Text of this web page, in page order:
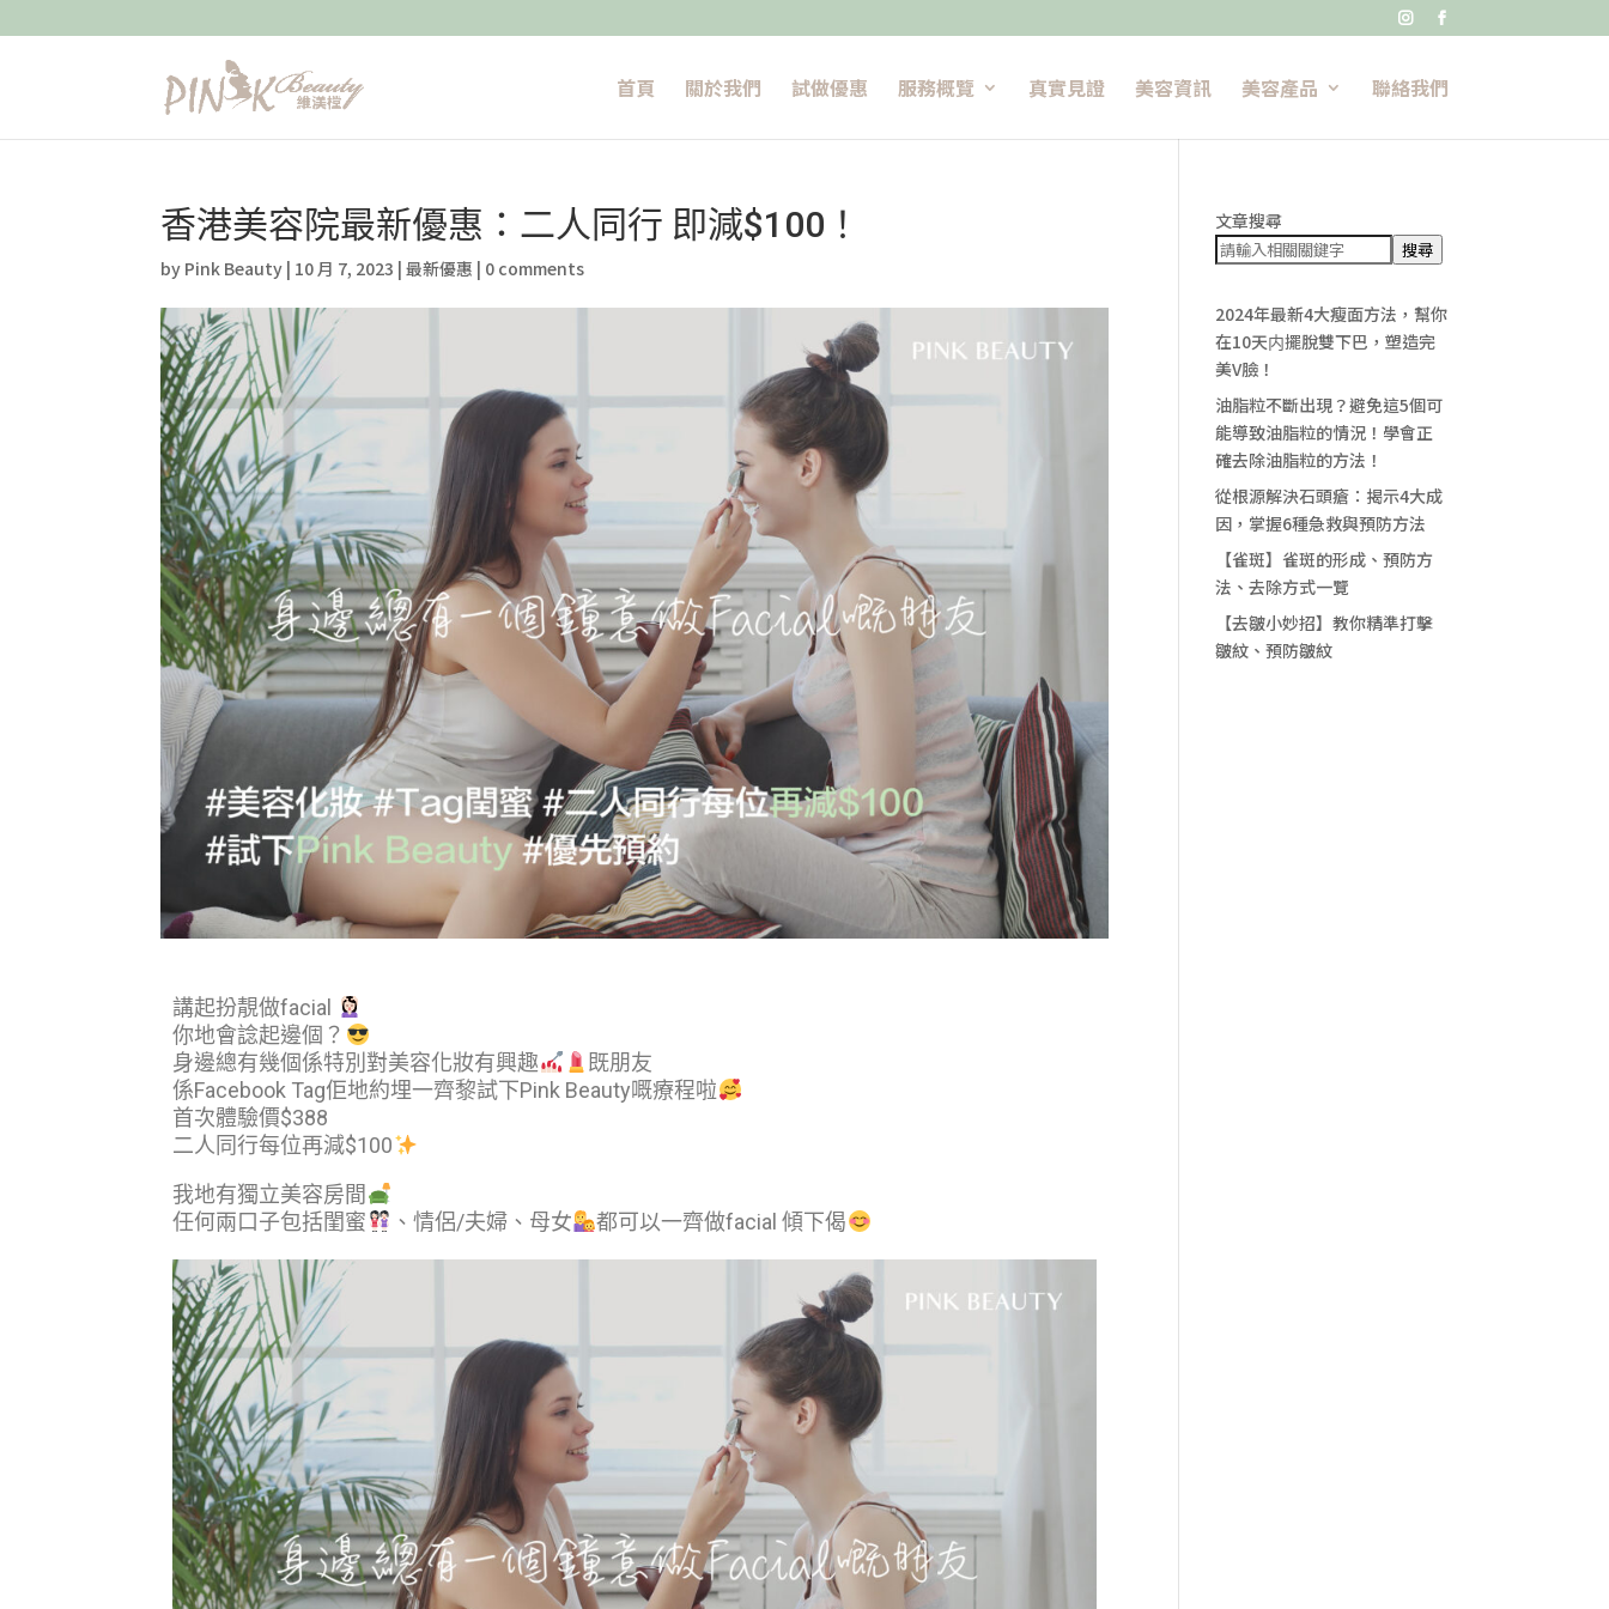
 
首頁 關於我們 試做優惠 服務概覽 真實見證 美容資訊 美容產品 聯絡我們
香港美容院最新優惠：二人同行 即減$100！
by Pink Beauty | 10 月 7, 2023 |最新優惠 | 0 comments
講起扮靚做facial
你地會諗起邊個？
身邊總有幾個係特別對美容化妝有興趣
既朋友
係Facebook Tag佢地約埋一齊黎試下Pink Beauty嘅療程啦
首次體驗價$388
二人同行每位再減$100
我地有獨立美容房間
任何兩口子包括閨蜜
、情侶/夫婦、母女 都可以一齊做facial 傾下偈
文章搜尋
搜尋
2024年最新4大瘦面方法，幫你
在10天内擺脫雙下巴，塑造完
美V臉！
油脂粒不斷出現？避免這5個可
能導致油脂粒的情況！學會正
確去除油脂粒的方法！
從根源解決石頭瘡：揭示4大成
因，掌握6種急救與預防方法
【雀斑】雀斑的形成、預防方
法、去除方式一覽
【去皺小妙招】教你精準打擊
皺紋、預防皺紋